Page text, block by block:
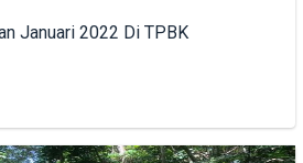
Januari 2022 Di TPBK